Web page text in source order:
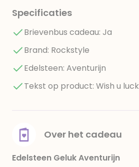
Specificaties
Brievenbus cadeau: Ja
Brand: Rockstyle
Edelsteen: Aventurijn
Tekst op product: Wish u luck
Over het cadeau
Edelsteen Geluk Aventurijn